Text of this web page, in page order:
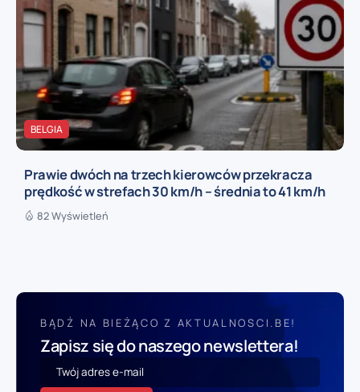
BELGIA
Prawie dwóch na trzech kierowców przekracza
prędkość w strefach 30 km/h – średnia to 41 km/h
82 Wyświetleń
BĄDŹ NA BIEŻĄCO Z AKTUALNOSCI.BE!
Zapisz się do naszego newslettera!